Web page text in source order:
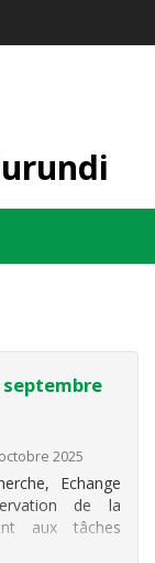
2025
Echange
de la
aux tâches
différentes